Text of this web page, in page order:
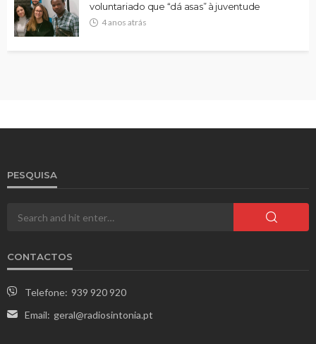
voluntariado que “dá asas” à juventude
4 anos atrás
PESQUISA
CONTACTOS
Telefone: 939 920 920
Email: geral@radiosintonia.pt